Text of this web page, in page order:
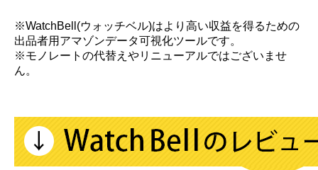
※WatchBell(ウォッチベル)はより高い収益を得るための
出品者用アマゾンデータ可視化ツールです。
※モノレートの代替えやリニューアルではございませ
ん。